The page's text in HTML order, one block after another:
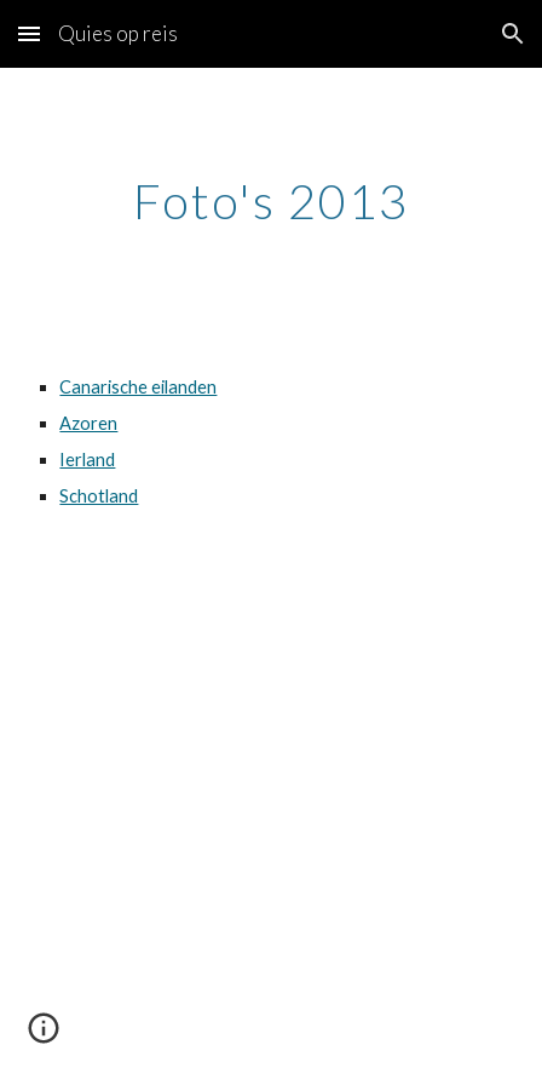
Skip to main content Skip to navigation
Quies op reis
Foto's 2013
Canarische eilanden
Azoren
Ierland
Schotland